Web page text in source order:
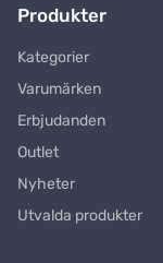
Produkter
Kategorier
Varumärken
Erbjudanden
Outlet
Nyheter
Utvalda produkter